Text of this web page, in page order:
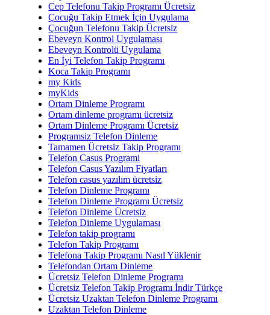
Cep Telefonu Takip Programı Ücretsiz
Çocuğu Takip Etmek İçin Uygulama
Çocuğun Telefonu Takip Ücretsiz
Ebeveyn Kontrol Uygulaması
Ebeveyn Kontrolü Uygulama
En İyi Telefon Takip Programı
Koca Takip Programı
my Kids
myKids
Ortam Dinleme Programı
Ortam dinleme programı ücretsiz
Ortam Dinleme Programı Ücretsiz
Programsiz Telefon Dinleme
Tamamen Ücretsiz Takip Programı
Telefon Casus Programi
Telefon Casus Yazılım Fiyatları
Telefon casus yazılım ücretsiz
Telefon Dinleme Programı
Telefon Dinleme Programı Ücretsiz
Telefon Dinleme Ücretsiz
Telefon Dinleme Uygulaması
Telefon takip programı
Telefon Takip Programı
Telefona Takip Programı Nasıl Yüklenir
Telefondan Ortam Dinleme
Ücretsiz Telefon Dinleme Programı
Ücretsiz Telefon Takip Programı İndir Türkçe
Ücretsiz Uzaktan Telefon Dinleme Programı
Uzaktan Telefon Dinleme